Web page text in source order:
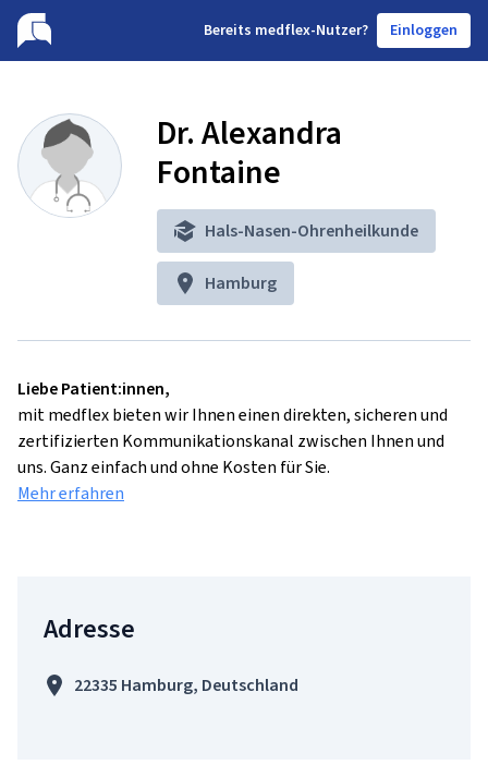
Bereits medflex-Nutzer? Einloggen
Dr. Alexandra
Fontaine
Hals-Nasen-Ohrenheilkunde
Hamburg
Liebe Patient:innen,
mit medflex bieten wir Ihnen einen direkten, sicheren und
zertifizierten Kommunikationskanal zwischen Ihnen und
uns. Ganz einfach und ohne Kosten für Sie.
Mehr erfahren
Adresse
22335 Hamburg, Deutschland